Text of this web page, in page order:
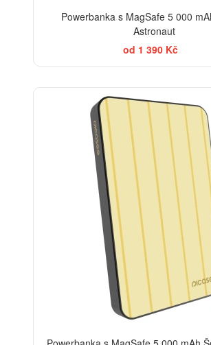
Powerbanka s MagSafe 5 000
Astronaut
od 1 390 Kč